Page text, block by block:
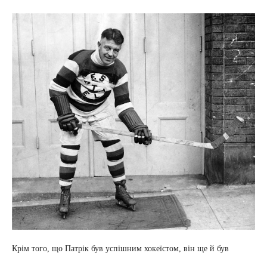
Крім того, що Патрік був успішним хокеїстом, він ще й був